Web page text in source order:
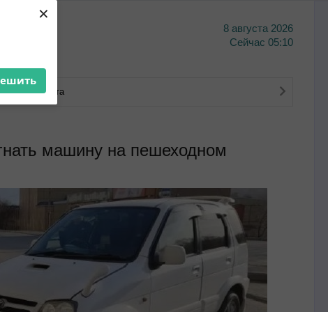
×
8 августа 2026
Сейчас 05:10
счета
машину на пешеходном